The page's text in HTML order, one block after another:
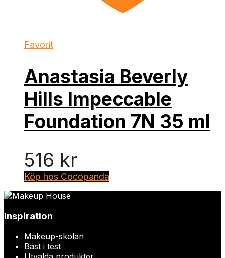
Favorit
Anastasia Beverly
Hills Impeccable
Foundation 7N 35 ml
516 kr
Köp hos Cocopanda
Inspiration
Makeup-skolan
Bäst i test